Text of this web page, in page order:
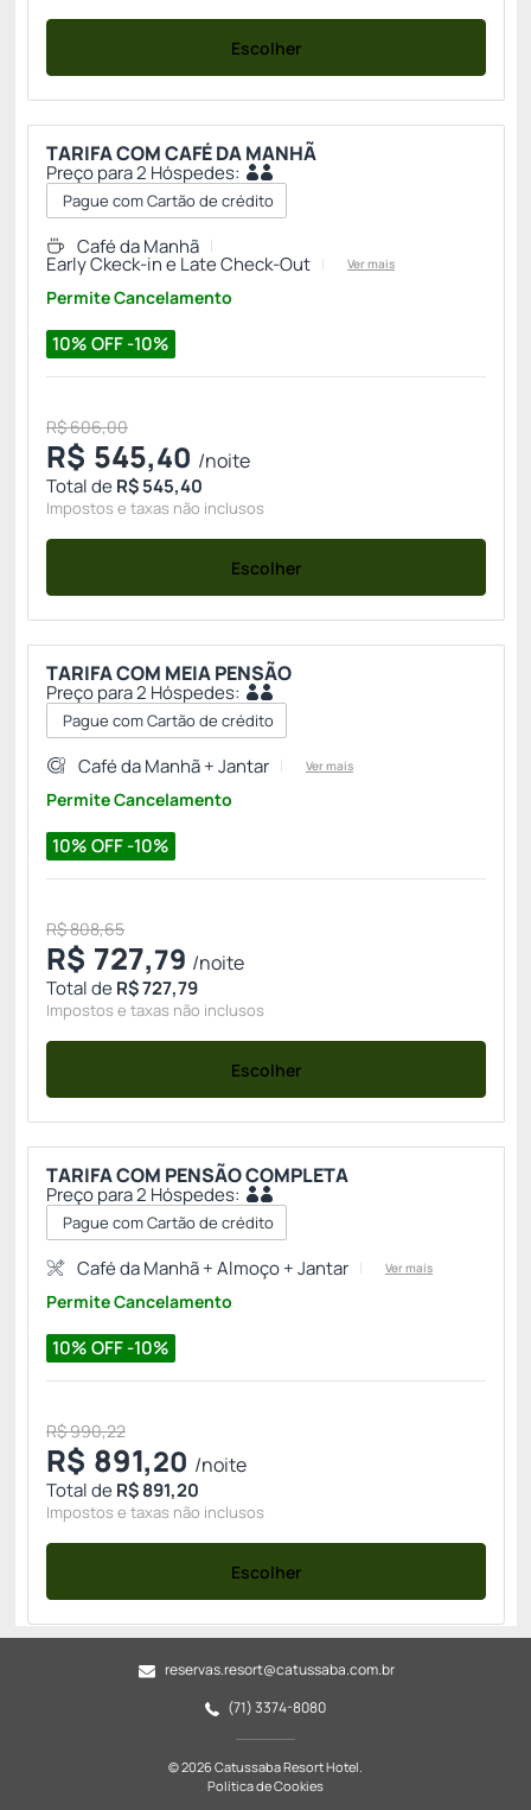
Escolher
TARIFA COM CAFÉ DA MANHÃ
Preço para 2 Hóspedes:
Pague com Cartão de crédito
10% OFF -10%
Café da Manhã
Early Ckeck-in e Late Check-Out Ver mais
Permite Cancelamento
R$ 606,00
R$ 545,40 /noite
Total deR$ 545,40
Impostos e taxas não inclusos
Escolher
TARIFA COM MEIA PENSÃO
Preço para 2 Hóspedes:
Pague com Cartão de crédito
10% OFF -10%
Café da Manhã + Jantar Ver mais
Permite Cancelamento
R$ 808,65
R$ 727,79 /noite
Total deR$ 727,79
Impostos e taxas não inclusos
Escolher
TARIFA COM PENSÃO COMPLETA
Preço para 2 Hóspedes:
Pague com Cartão de crédito
10% OFF -10%
Café da Manhã + Almoço + Jantar Ver mais
Permite Cancelamento
R$ 990,22
R$ 891,20 /noite
Total deR$ 891,20
Impostos e taxas não inclusos
Escolher
reservas.resort@catussaba.com.br
(71) 3374-8080
© 2026 Catussaba Resort Hotel.
Política de Cookies